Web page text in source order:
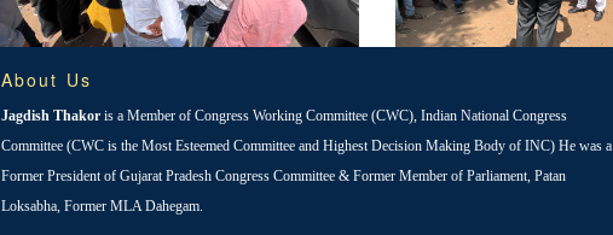
About Us
Jagdish Thakor is a Member of Congress Working Committee (CWC), Indian National Congress
Committee (CWC is the Most Esteemed Committee and Highest Decision Making Body of INC) He was a
Former President of Gujarat Pradesh Congress Committee & Former Member of Parliament, Patan
Loksabha, Former MLA Dahegam.